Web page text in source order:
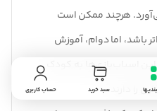
سبد خرید حساب کاربری
هرچند ممکن است
باشد، اما دوام، آموزش
اسباب‌بازی‌ها به کودک
را دارند.